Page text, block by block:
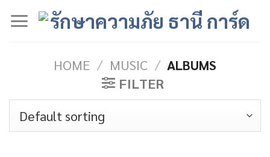
to
HOME / MUSIC / ALBUMS
FILTER